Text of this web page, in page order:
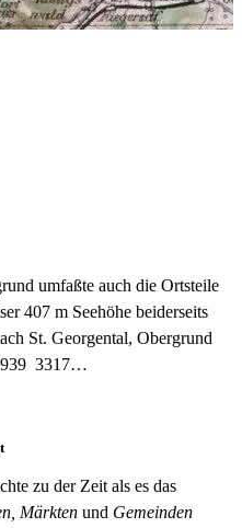
umfaßte auch die Ortsteile
407 m Seehöhe beiderseits
St. Georgental, Obergrund
3317…
zu der Zeit als es das
Märkten und Gemeinden